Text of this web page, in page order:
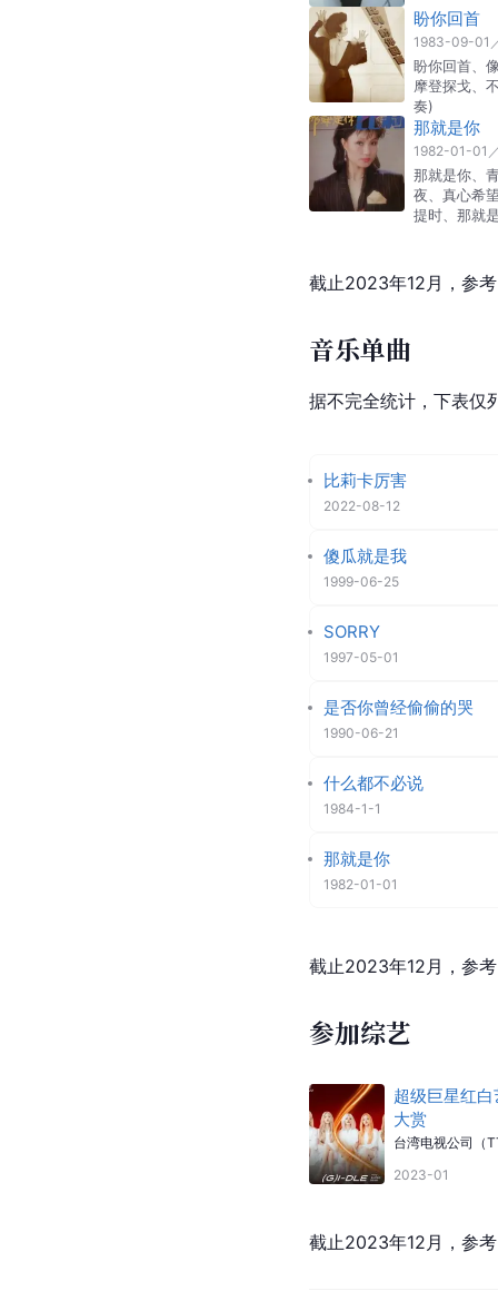
盼你回首
1983-09-01
盼你回首、
摩登探戈、
奏)
那就是你
1982-01-01
那就是你、
夜、真心希
提时、那就
截止2023年12月，参
音乐单曲
据不完全统计，下表仅
比莉卡厉害
2022-08-12
傻瓜就是我
1999-06-25
SORRY
1997-05-01
是否你曾经偷偷的哭
1990-06-21
什么都不必说
1984-1-1
那就是你
1982-01-01
截止2023年12月，参
参加综艺
超级巨星红白
大赏
台湾电视公司（
2023-01
截止2023年12月，参